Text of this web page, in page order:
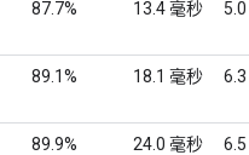
87.7% 13.4 毫秒
89.1% 18.1 毫秒
89.9% 24.0 毫秒